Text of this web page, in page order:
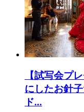
【試写会プ
にしたお針
ド...